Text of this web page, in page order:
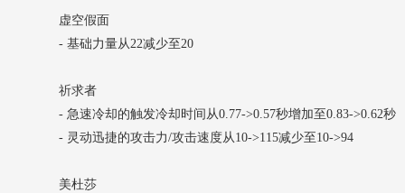
虚空假面
- 基础力量从22减少至20
祈求者
- 急速冷却的触发冷却时间从0.77->0.57秒增加至0.83->0.62秒
- 灵动迅捷的攻击力/攻击速度从10->115减少至10->94
美杜莎